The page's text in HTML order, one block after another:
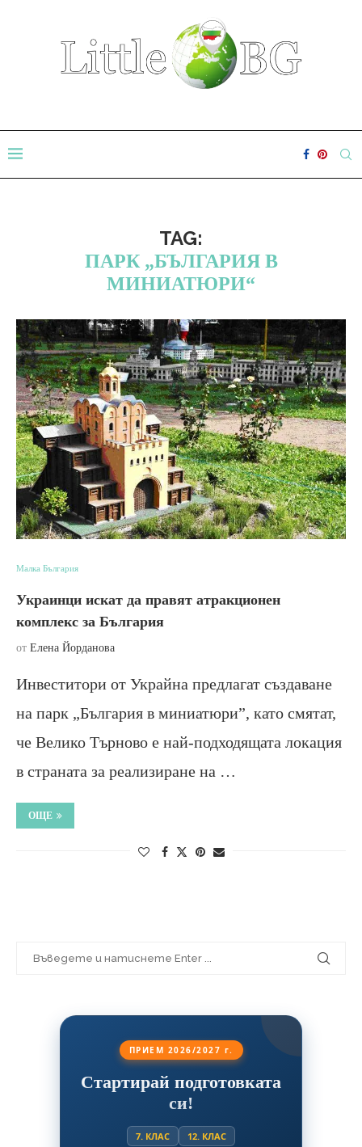
TAG:
ПАРК „БЪЛГАРИЯ В
МИНИАТЮРИ“
Малка България
Украинци искат да правят атракционен
комплекс за България
от Елена Йорданова
Инвеститори от Украйна предлагат създаване
на парк „България в миниатюри”, като смятат,
че Велико Търново е най-подходящата локация
в страната за реализиране на …
ОЩЕ
ПРИЕМ 2026/2027 г.
Стартирай подготовката
си!
7. КЛАС 12. КЛАС